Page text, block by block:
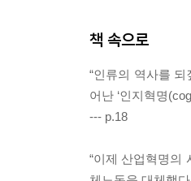
책 속으로
“인류의 역사를
어난 ‘인지혁명
--- p.18
“이제 산업혁명의